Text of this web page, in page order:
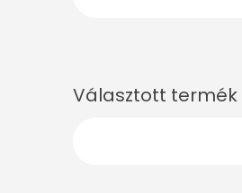
Választott termék